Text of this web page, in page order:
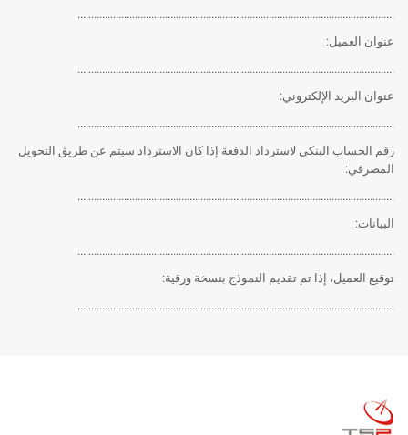
....................................................................................................................
عنوان العميل:
....................................................................................................................
عنوان البريد الإلكتروني:
....................................................................................................................
رقم الحساب البنكي لاسترداد الدفعة إذا كان الاسترداد سيتم عن طريق التحويل
المصرفي:
....................................................................................................................
البيانات:
....................................................................................................................
توقيع العميل، إذا تم تقديم النموذج بنسخة ورقية:
....................................................................................................................